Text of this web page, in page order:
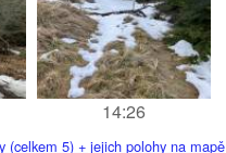
14:26
(celkem 5) + jejich polohy na mapě